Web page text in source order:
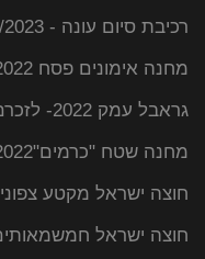
רכיבת סיום עונה - 28/07/2023
מחנה אימונים פסח 2022 ילדים ונוער חמשמאותים
גראבל עמק 2022- לזכרם של אלעד רמות ואיתי שובל
מחנה שטח "כרמים"2022
חוצה ישראל מקטע צפוני
חוצה ישראל חמשמאותים 2022-מדן לאילת המקטע